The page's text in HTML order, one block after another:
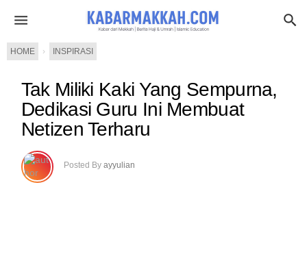
HOME › INSPIRASI
Tak Miliki Kaki Yang Sempurna,
Dedikasi Guru Ini Membuat
Netizen Terharu
Posted By ayyulian